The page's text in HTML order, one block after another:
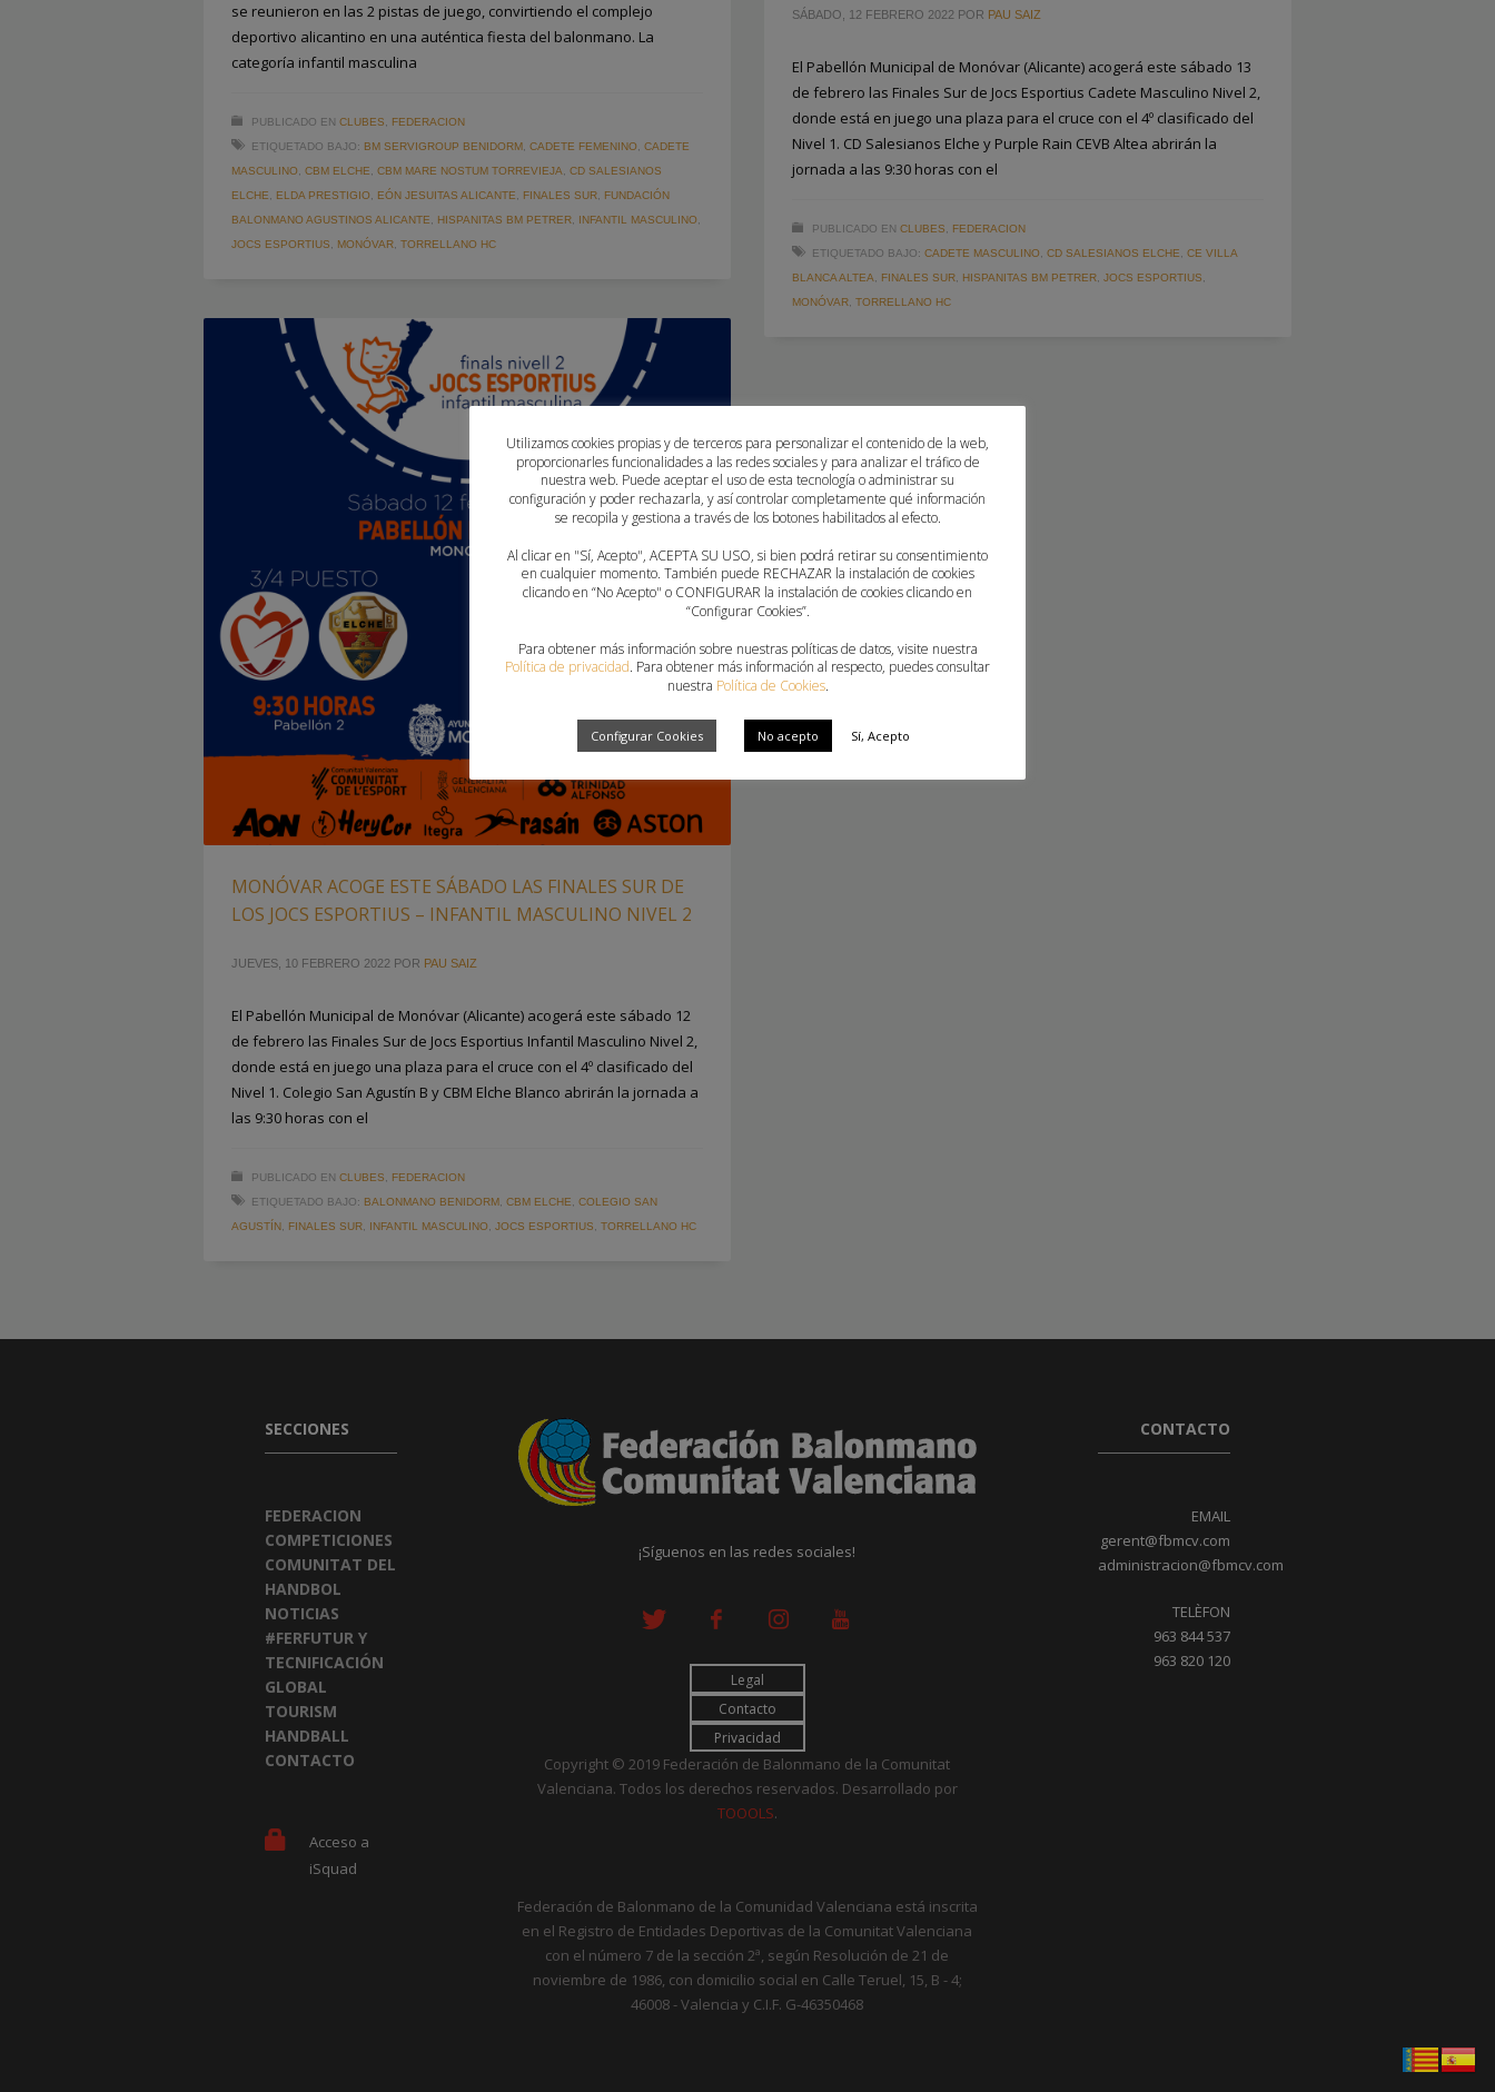
se reunieron en las 2 pistas de juego, convirtiendo el complejo
deportivo alicantino en una auténtica fiesta del balonmano. La
categoría infantil masculina
PUBLICADO EN CLUBES, FEDERACION
ETIQUETADO BAJO: BM SERVIGROUP BENIDORM, CADETE FEMENINO, CADETE
MASCULINO, CBM ELCHE, CBM MARE NOSTUM TORREVIEJA, CD SALESIANOS
ELCHE, ELDA PRESTIGIO, EÓN JESUITAS ALICANTE, FINALES SUR, FUNDACIÓN
BALONMANO AGUSTINOS ALICANTE, HISPANITAS BM PETRER, INFANTIL MASCULINO,
JOCS ESPORTIUS, MONÓVAR, TORRELLANO HC
SÁBADO, 12 FEBRERO 2022 POR PAU SAIZ
El Pabellón Municipal de Monóvar (Alicante) acogerá este sábado 13
de febrero las Finales Sur de Jocs Esportius Cadete Masculino Nivel 2,
donde está en juego una plaza para el cruce con el 4º clasificado del
Nivel 1. CD Salesianos Elche y Purple Rain CEVB Altea abrirán la
jornada a las 9:30 horas con el
PUBLICADO EN CLUBES
FEDERACION
ETIQUETADO BAJO: CADETE MASCULINO CD SALESIANOS ELCHE
CE VILLA
BLANCA ALTEA
FINALES SUR HISPANITAS BM PETRER JOCS ESPORTIUS
MONÓVAR TORRELLANO HC
MONÓVAR ACOGE ESTE SÁBADO LAS FINALES SUR DE
LOS JOCS ESPORTIUS – INFANTIL MASCULINO NIVEL 2
JUEVES, 10 FEBRERO 2022 POR PAU SAIZ
El Pabellón Municipal de Monóvar (Alicante) acogerá este sábado 12
de febrero las Finales Sur de Jocs Esportius Infantil Masculino Nivel 2,
donde está en juego una plaza para el cruce con el 4º clasificado del
Nivel 1. Colegio San Agustín B y CBM Elche Blanco abrirán la jornada a
las 9:30 horas con el
PUBLICADO EN CLUBES
FEDERACION
ETIQUETADO BAJO: BALONMANO BENIDORM CBM ELCHE
COLEGIO SAN
AGUSTÍN
FINALES SUR INFANTIL MASCULINO JOCS ESPORTIUS TORRELLANO HC
SECCIONES
FEDERACION
COMPETICIONES
COMUNITAT DEL
HANDBOL
NOTICIAS
#FERFUTUR Y
TECNIFICACIÓN
GLOBAL
TOURISM
HANDBALL
CONTACTO
Acceso a
iSquad
¡Síguenos en las redes sociales!
Legal
Contacto
Privacidad
Copyright © 2019 Federación de Balonmano de la Comunitat
Valenciana. Todos los derechos reservados. Desarrollado por
TOOOLS.
Federación de Balonmano de la Comunidad Valenciana está inscrita
en el Registro de Entidades Deportivas de la Comunitat Valenciana
con el número 7 de la sección 2ª, según Resolución de 21 de
noviembre de 1986, con domicilio social en Calle Teruel, 15, B - 4;
46008 - Valencia y C.I.F. G-46350468
CONTACTO
EMAIL
gerent@fbmcv.com
administracion@fbmcv.com
TELÈFON
963 844 537
963 820 120
Utilizamos cookies propias y de terceros para personalizar el contenido de la web,
proporcionarles funcionalidades a las redes sociales y para analizar el tráfico de
nuestra web. Puede aceptar el uso de esta tecnología o administrar su
configuración y poder rechazarla, y así controlar completamente qué información
se recopila y gestiona a través de los botones habilitados al efecto.
Al clicar en "Sí, Acepto", ACEPTA SU USO, si bien podrá retirar su consentimiento
en cualquier momento. También puede RECHAZAR la instalación de cookies
clicando en “No Acepto" o CONFIGURAR la instalación de cookies clicando en
“Configurar Cookies”.
Para obtener más información sobre nuestras políticas de datos, visite nuestra
Política de privacidad. Para obtener más información al respecto, puedes consultar
nuestra Política de Cookies.
Configurar Cookies No acepto Sí, Acepto